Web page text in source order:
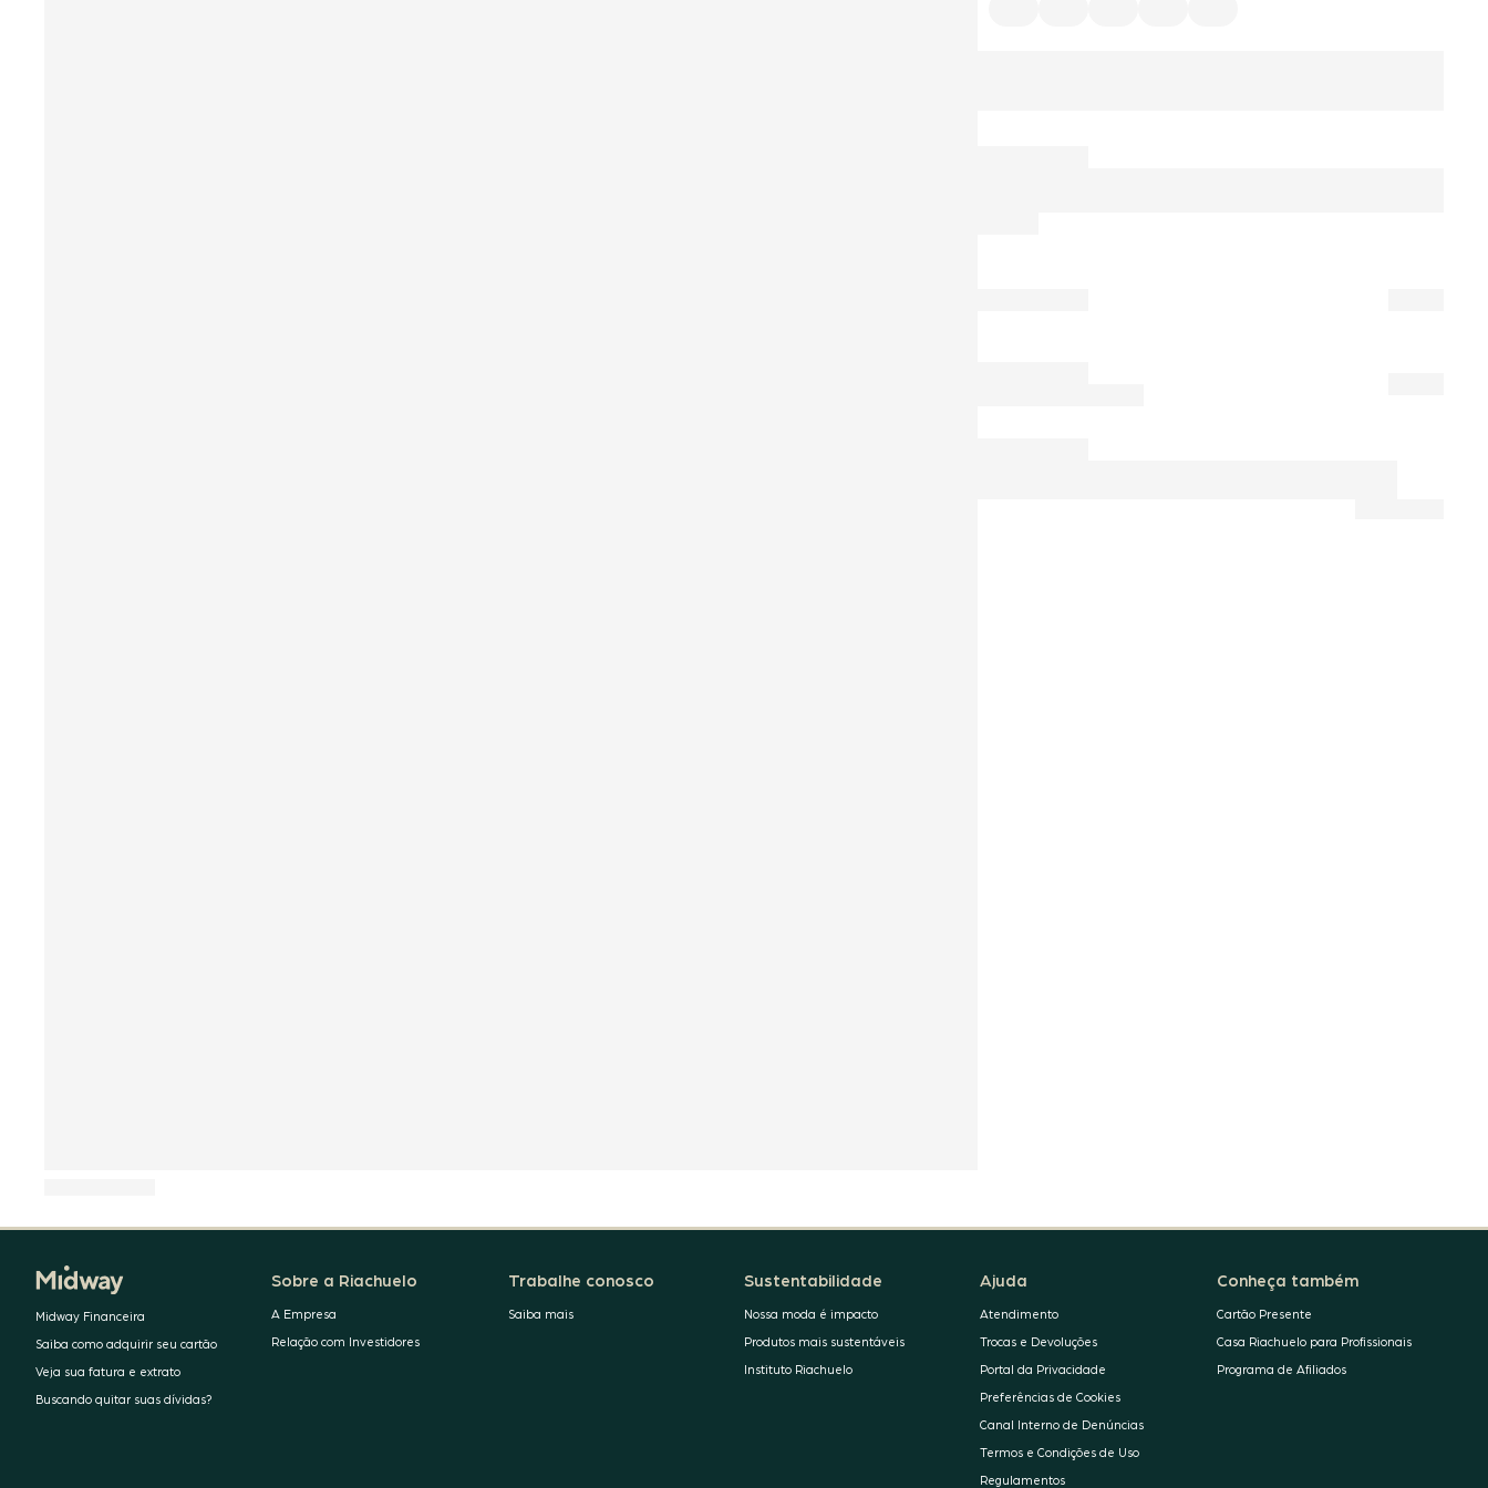
Midway Financeira
Saiba como adquirir seu cartão
Veja sua fatura e extrato
Buscando quitar suas dívidas?
Sobre a Riachuelo
A Empresa
Relação com Investidores
Trabalhe conosco
Saiba mais
Sustentabilidade
Nossa moda é impacto
Produtos mais sustentáveis
Instituto Riachuelo
Ajuda
Atendimento
Trocas e Devoluções
Portal da Privacidade
Preferências de Cookies
Canal Interno de Denúncias
Termos e Condições de Uso
Regulamentos
Conheça também
Cartão Presente
Casa Riachuelo para Profissionais
Programa de Afiliados